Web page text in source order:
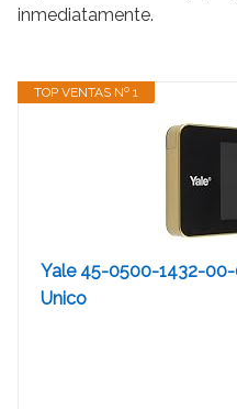
inmediatamente.
TOP VENTAS Nº 1
Yale 45-0500-1432-00-
Unico